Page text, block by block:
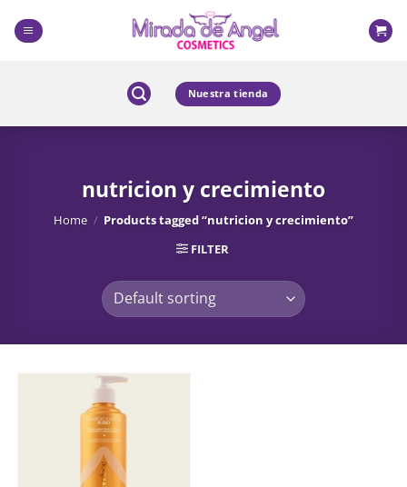
content
Nuestra tienda
nutricion y crecimiento
Home / Products tagged “nutricion y crecimiento”
FILTER